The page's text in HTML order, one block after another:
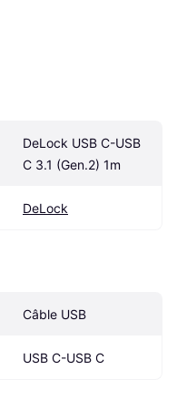
DeLock USB C-USB
C 3.1 (Gen.2) 1m
DeLock
Câble USB
USB C-USB C